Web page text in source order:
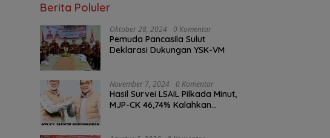
Berita Poluler
Oktober 28, 2024 0 Komentar
Pemuda Pancasila Sulut
Deklarasi Dukungan YSK-VM
November 7, 2024 0 Komentar
Hasil Survei LSAIL Pilkada Minut,
MJP-CK 46,74% Kalahkan